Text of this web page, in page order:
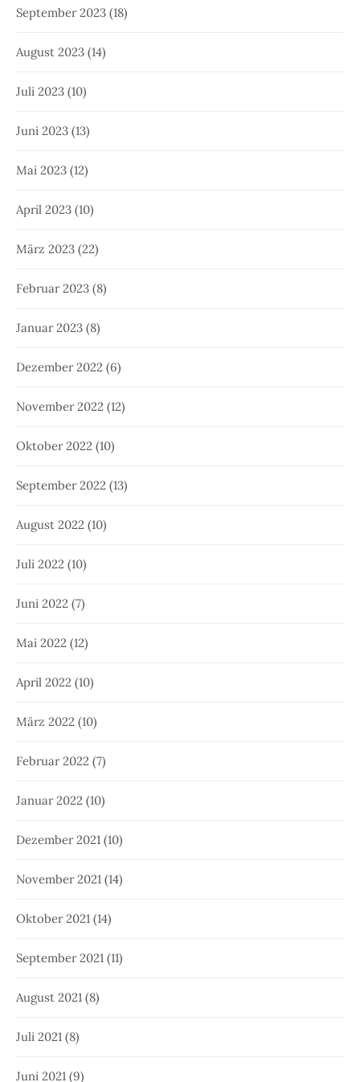
September 2023 (18)
August 2023 (14)
Juli 2023 (10)
Juni 2023 (13)
Mai 2023 (12)
April 2023 (10)
März 2023 (22)
Februar 2023 (8)
Januar 2023 (8)
Dezember 2022 (6)
November 2022 (12)
Oktober 2022 (10)
September 2022 (13)
August 2022 (10)
Juli 2022 (10)
Juni 2022 (7)
Mai 2022 (12)
April 2022 (10)
März 2022 (10)
Februar 2022 (7)
Januar 2022 (10)
Dezember 2021 (10)
November 2021 (14)
Oktober 2021 (14)
September 2021 (11)
August 2021 (8)
Juli 2021 (8)
Juni 2021 (9)